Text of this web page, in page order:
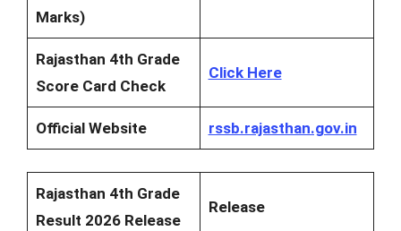
Marks)
Rajasthan 4th Grade
Score Card Check
Click Here
Official Website rssb.rajasthan.gov.in
Rajasthan 4th Grade
Result 2026 Release
Release